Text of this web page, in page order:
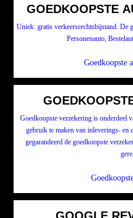
GOEDKOOPSTE
Uniek: gratis verkeersrechtsbijstand. De
Personenauto,
Goedkoopste
Goedkoopste verzekering is onderdeel
gebruik te maken van inleverings-
gegarandeerd de goedkoopste